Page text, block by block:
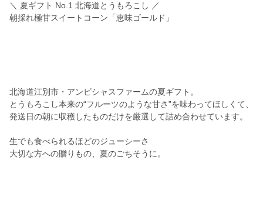
＼ 夏ギフト No.1 北海道とうもろこし ／
朝採れ極甘スイートコーン「恵味ゴールド」
北海道江別市・アンビシャスファームの夏ギフト。
とうもろこし本来の“フルーツのような甘さ”を味わってほしくて、
発送日の朝に収穫したものだけを厳選して詰め合わせています。
生でも食べられるほどのジューシーさ
大切な方への贈りもの、夏のごちそうに。